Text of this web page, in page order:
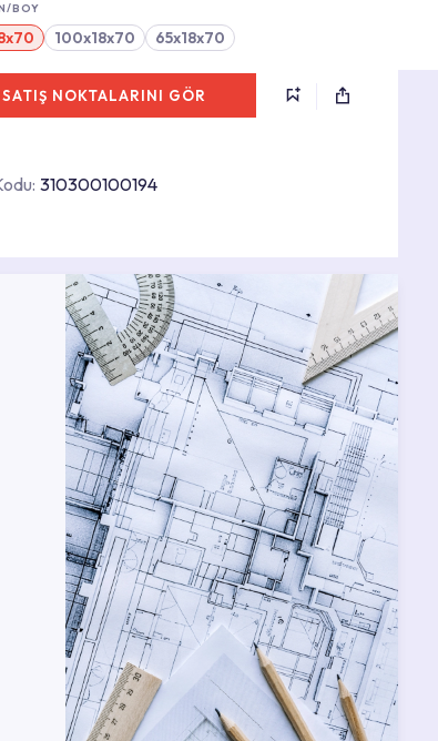
BOY
100x18x70 65x18x70
SATIŞ NOKTALARINI GÖR
310300100194